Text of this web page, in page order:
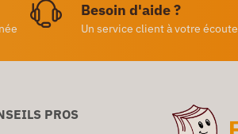
Besoin d'aide ?
Un service client à votre écoute
PROS